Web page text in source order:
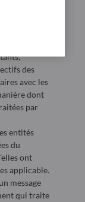
de
les
BHF
des
avec les
dont
par
entités
du
ont
applicable.
message
qui traite